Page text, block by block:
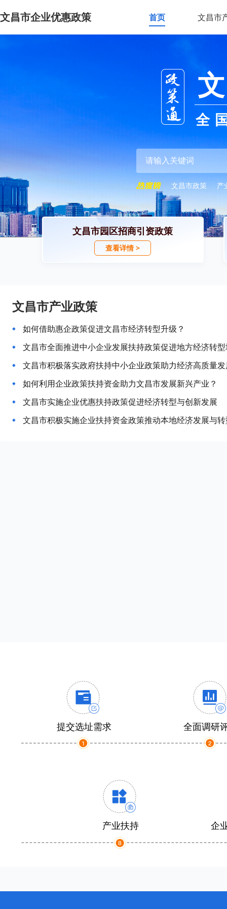
文昌市企业优惠政策 首页 文昌市
全
文昌市政策 产
文昌市园区招商引资政策
查看详情 >
文昌市产业政策
如何借助惠企政策促进文昌市经济转型升级？
文昌市全面推进中小企业发展扶持政策促进地方经济转
文昌市积极落实政府扶持中小企业政策助力经济高质量
如何利用企业政策扶持资金助力文昌市发展新兴产业？
文昌市实施企业优惠扶持政策促进经济转型与创新发展
文昌市积极实施企业扶持资金政策推动本地经济发展与
提交选址需求 全面调研
产业扶持 企